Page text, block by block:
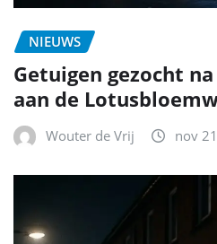
NIEUWS
Getuigen gezocht
aan de
Wouter de Vrij nov